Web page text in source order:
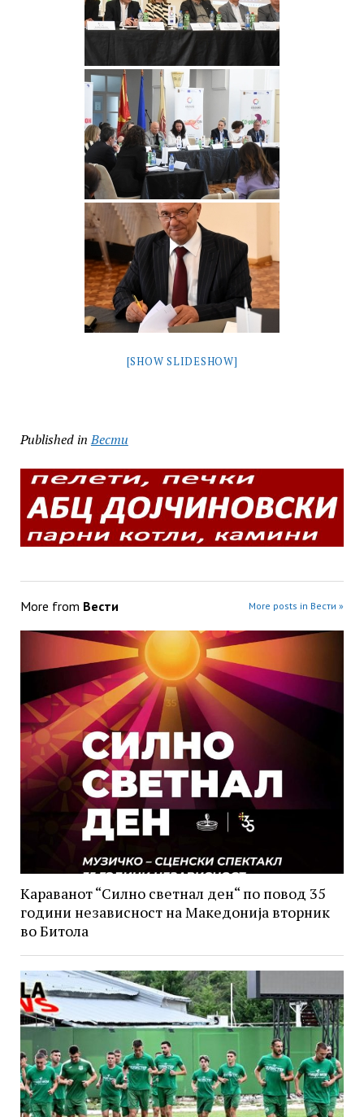
[SHOW SLIDESHOW]
Published in Вести
More from Вести More posts in Вести »
Караванот “Силно светнал ден“ по повод 35
години независност на Македонија вторник
во Битола